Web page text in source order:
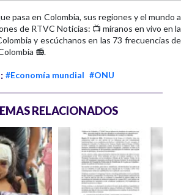
pasa en Colombia, sus regiones y el mundo a
de RTVC Noticias: 📺 míranos en vivo en la
y escúchanos en las 73 frecuencias de
📻.
#Economía mundial #ONU
RELACIONADOS